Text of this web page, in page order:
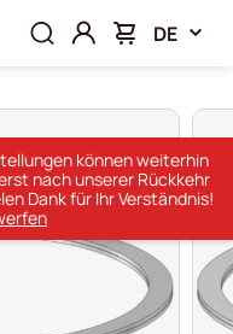
DE
können weiterhin
nach unserer Rückkehr
Dank für Ihr Verständnis!